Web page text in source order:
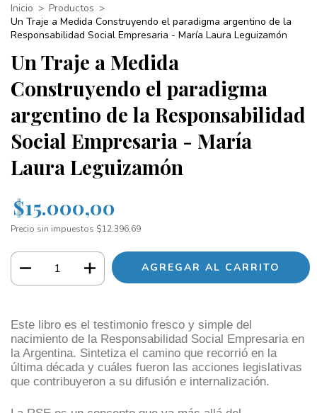
Inicio > Productos >
Un Traje a Medida Construyendo el paradigma argentino de la
Responsabilidad Social Empresaria - María Laura Leguizamón
Un Traje a Medida
Construyendo el paradigma
argentino de la Responsabilidad
Social Empresaria - María
Laura Leguizamón
$15.000,00
Precio sin impuestos $12.396,69
Este libro es el testimonio fresco y simple del
nacimiento de la Responsabilidad Social Empresaria en
la Argentina. Sintetiza el camino que recorrió en la
última década y cuáles fueron las acciones legislativas
que contribuyeron a su difusión e internalización.